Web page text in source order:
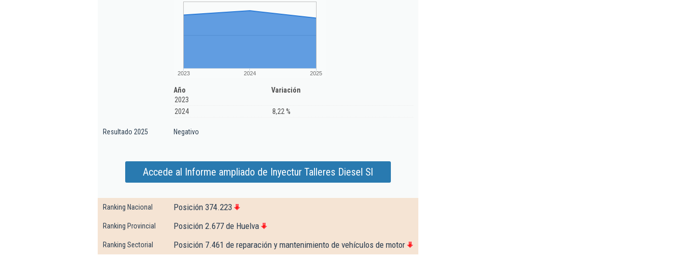
2023 2024 2025
Año
Variación
2023
2024
8,22 %
Resultado 2025 Negativo
Accede al Informe ampliado de Inyectur Talleres Diesel Sl
Ranking Nacional Posición 374.223
Ranking Provincial Posición 2.677 de Huelva
Ranking Sectorial Posición 7.461 de reparación y mantenimiento de vehículos de motor